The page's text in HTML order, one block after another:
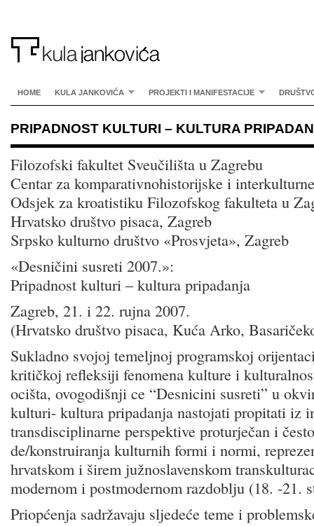
HOME KULA JANKOVIĆA PROJEKTI I MANIFESTACIJE
PRIPADNOST KULTURI – KULTURA
Filozofski fakultet Sveučilišta u Zagrebu
Centar za komparativnohistorijske i
Odsjek za kroatistiku Filozofskog fakulteta u
Hrvatsko društvo pisaca, Zagreb
Srpsko kulturno društvo «Prosvjeta», Zagreb
«Desničini susreti 2007.»:
Pripadnost kulturi – kultura pripadanja
Zagreb, 21. i 22. rujna 2007.
(Hrvatsko društvo pisaca, Kuća Arko,
Sukladno svojoj temeljnoj programskoj
kritičkoj refleksiji fenomena kulture i
ocišta, ovogodišnji ce “Desnicini susreti” u
kulturi- kultura pripadanja nastojati propitati iz
transdisciplinarne perspektive proturječan i
de/konstruiranja kulturnih formi i normi,
hrvatskom i širem južnoslavenskom
modernom i postmodernom razdoblju (18. -21.
Priopćenja sadržavaju sljedeće teme i